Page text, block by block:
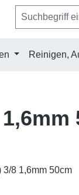
Reinigen,